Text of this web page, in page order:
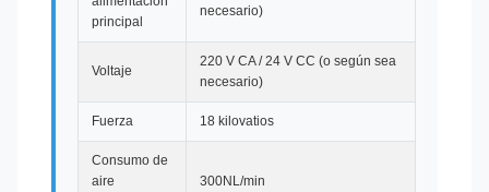
principal
necesario)
Voltaje
220 V CA / 24 V CC (o según sea
necesario)
Fuerza 18 kilovatios
Consumo de
aire
300NL/min